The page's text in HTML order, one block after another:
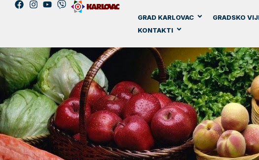
GRAD KARLOVAC GRADSKO
KONTAKTI